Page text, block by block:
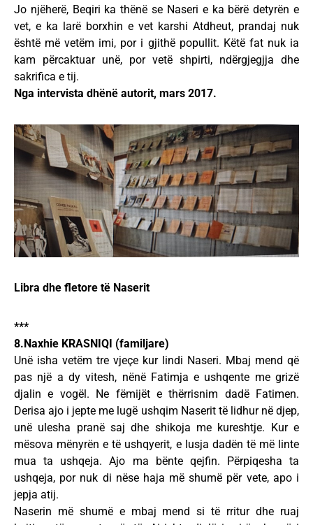
Jo njëherë, Beqiri ka thënë se Naseri e ka bërë detyrën e
vet, e ka larë borxhin e vet karshi Atdheut, prandaj nuk
është më vetëm imi, por i gjithë popullit. Këtë fat nuk ia
kam përcaktuar unë, por vetë shpirti, ndërgjegjja dhe
sakrifica e tij.
Nga intervista dhënë autorit, mars 2017.
Libra dhe fletore të Naserit
***
8.Naxhie KRASNIQI (familjare)
Unë isha vetëm tre vjeçe kur lindi Naseri. Mbaj mend që
pas një a dy vitesh, nënë Fatimja e ushqente me grizë
djalin e vogël. Ne fëmijët e thërrisnim dadë Fatimen.
Derisa ajo i jepte me lugë ushqim Naserit të lidhur në djep,
unë ulesha pranë saj dhe shikoja me kureshtje. Kur e
mësova mënyrën e të ushqyerit, e lusja dadën të më linte
mua ta ushqeja. Ajo ma bënte qejfin. Përpiqesha ta
ushqeja, por nuk di nëse haja më shumë për vete, apo i
jepja atij.
Naserin më shumë e mbaj mend si të rritur dhe ruaj